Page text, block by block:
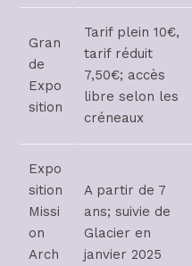
Gran
de
Expo
sition
Tarif plein 10€,
tarif réduit
7,50€; accès
libre selon les
créneaux
Expo
sition
Missi
on
Arch
A partir de 7
ans; suivie de
Glacier en
janvier 2025